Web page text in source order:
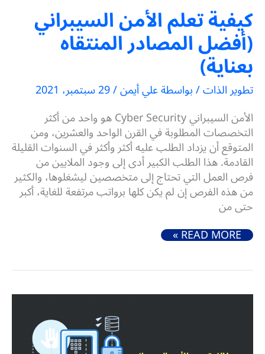
كيفية تعلم الأمن السيبراني
(أفضل المصادر المنتقاه
بعناية)
تطوير الذات/ بواسطةعلي أيمن/29 سبتمبر، 2021
الأمن السيبراني Cyber Security هو واحد من أكثر
التخصصات المطلوبة في القرن الواحد والعشرين، ومن
المتوقع أن يزداد الطلب عليه أكثر وأكثر في السنوات القليلة
القادمة. هذا الطلب الكبير أدى إلى وجود الملايين من
فرص العمل التي تحتاج إلى متخصصين ليشغلوها، والكثير
من هذه الفرص إن لم يكن كلها برواتب مرتفعة للغاية، أكبر
حتى من
كيفية تعلم الأمن السيبراني (أفضل المصادر المنتقاه بعناية)
READ MORE »